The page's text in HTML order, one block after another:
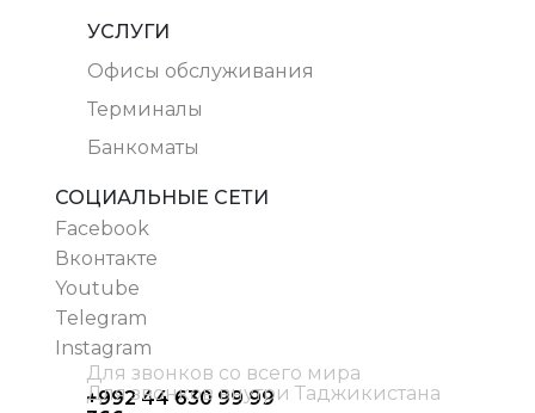
УСЛУГИ
Офисы обслуживания
Терминалы
Банкоматы
СОЦИАЛЬНЫЕ СЕТИ
Facebook
Вконтакте
Youtube
Telegram
Instagram
+992 44 630 99 99
Для звонков со всего мира
Для звонков внутри Таджикистана